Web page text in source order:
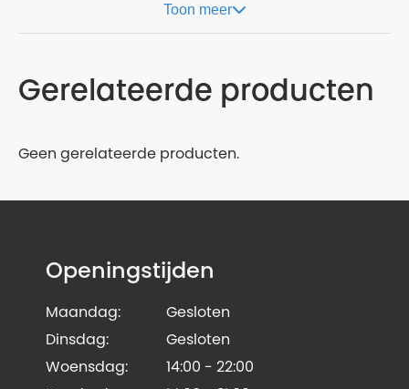
Toon meer
Gerelateerde producten
Geen gerelateerde producten.
Openingstijden
Maandag:
Gesloten
Dinsdag:
Gesloten
Woensdag:
14:00 - 22:00